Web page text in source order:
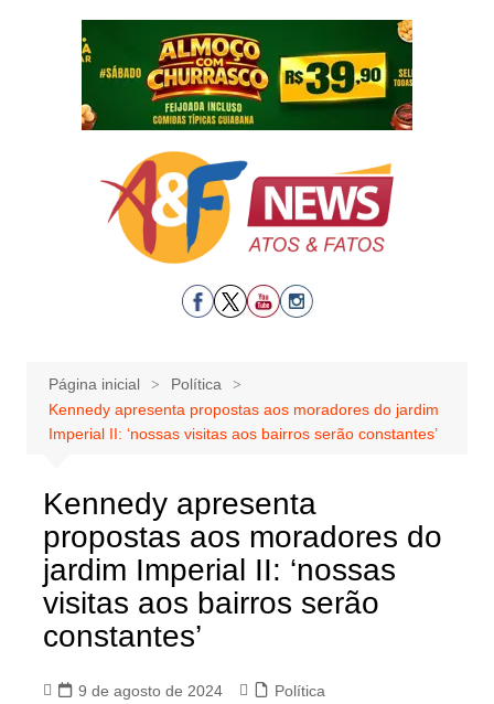
Página inicial
Política
Kennedy apresenta propostas aos moradores do jardim
Imperial II: ‘nossas visitas aos bairros serão constantes’
Kennedy apresenta
propostas aos moradores do
jardim Imperial II: ‘nossas
visitas aos bairros serão
constantes’
9 de agosto de 2024 Política